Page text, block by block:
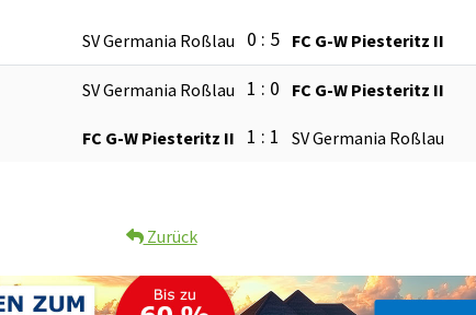
SV Germania Roßlau 0 : 5 FC G-W Piesteritz II
SV Germania Roßlau 1 : 0 FC G-W Piesteritz II
FC G-W Piesteritz II 1 : 1 SV Germania Roßlau
Zurück